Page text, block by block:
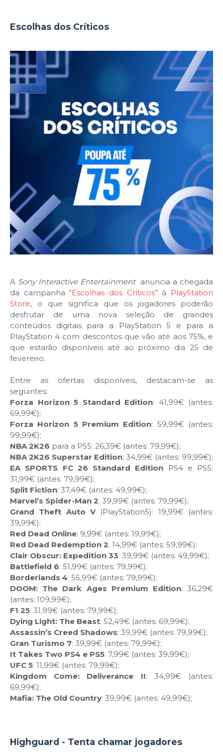
Escolhas dos Críticos
A Sony Interactive Entertainmentanuncia a chegada
da campanha “Escolhas dos Críticos” à PlayStation
Store, o que significa que os jogadores poderão
desfrutar de uma nova seleção de grandes
conteúdos digitais para a PlayStation 5 e para a
PlayStation 4 com descontos que vão até aos 75%, e
que estarão disponíveis até ao próximo dia 25 de
fevereiro.
Entre as ofertas disponíveis, destacam-se as
seguintes:
Forza Horizon 5 Standard Edition: 41,99€ (antes:
69,99€);
Forza Horizon 5 Premium Edition: 59,99€ (antes:
99,99€);
NBA 2K26 para a PS5: 26,39€ (antes: 79,99€);
NBA 2K26 Superstar Edition: 34,99€ (antes: 99,99€);
EA SPORTS FC 26 Standard Edition PS4 e PS5:
31,99€ (antes: 79,99€);
Split Fiction: 37,49€ (antes: 49,99€);
Marvel’s Spider-Man 2: 39,99€ (antes: 79,99€);
Grand Theft Auto V (PlayStation5): 19,99€ (antes:
39,99€);
Red Dead Online: 9,99€ (antes: 19,99€);
Red Dead Redemption 2: 14,99€ (antes: 59,99€);
Clair Obscur: Expedition 33: 39,99€ (antes: 49,99€);
Battlefield 6: 51,99€ (antes: 79,99€);
Borderlands 4: 55,99€ (antes: 79,99€);
DOOM: The Dark Ages Premium Edition: 36,29€
(antes: 109,99€);
F1 25: 31,99€ (antes: 79,99€);
Dying Light: The Beast: 52,49€ (antes: 69,99€);
Assassin’s Creed Shadows: 39,99€ (antes: 79,99€);
Gran Turismo 7: 39,99€ (antes: 79,99€);
It Takes Two PS4 e PS5: 7,99€ (antes: 39,99€);
UFC 5: 11,99€ (antes: 79,99€);
Kingdom Come: Deliverance II: 34,99€ (antes:
69,99€);
Mafia: The Old Country: 39,99€ (antes: 49,99€);
Highguard - Tenta chamar jogadores